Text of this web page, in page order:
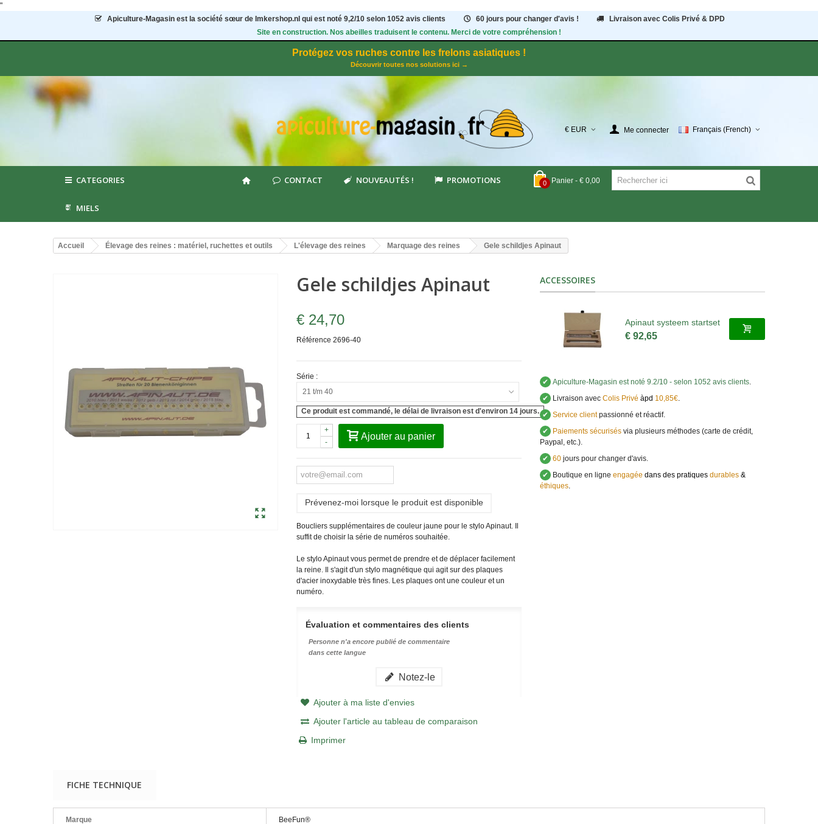
"
Apiculture-Magasin est la société sœur de Imkershop.nl qui est noté 9,2/10 selon 1052avis clients 60 jours pour changer d'avis !
Livraison avec Colis Privé & DPD
Site en construction. Nos abeilles traduisent le contenu. Merci de votre compréhension !
Protégez vos ruches contre les frelons asiatiques !
Découvrir toutes nos solutions ici →
€ EUR Me connecter Français (French)
0 Panier - € 0,00
CATEGORIES CONTACT NOUVEAUTÉS ! PROMOTIONS
MIELS
Accueil Élevage des reines : matériel, ruchettes et outils L'élevage des reines Marquage des reines Gele schildjes Apinaut
Gele schildjes Apinaut
€ 24,70
Référence 2696-40
Série :
21 t/m 40
Ce produit est commandé, le délai de livraison est d'environ 14 jours.
-
+
Ajouter au panier
Prévenez-moi lorsque le produit est disponible
Boucliers supplémentaires de couleur jaune pour le stylo Apinaut. Il
suffit de choisir la série de numéros souhaitée.
Le stylo Apinaut vous permet de prendre et de déplacer facilement
la reine. Il s'agit d'un stylo magnétique qui agit sur des plaques
d'acier inoxydable très fines. Les plaques ont une couleur et un
numéro.
Évaluation et commentaires des clients
Personne n'a encore publié de commentaire
dans cette langue
Notez-le
Ajouter à ma liste d'envies
Ajouter l'article au tableau de comparaison
Imprimer
ACCESSOIRES
Apinaut systeem startset
€ 92,65
✔ Apiculture-Magasin est noté 9.2/10 - selon 1052 avis clients.
✔ Livraison avecColis Privé àpd 10,85€.
✔ Service clientpassionné et réactif.
✔ Paiements sécurisésvia plusieurs méthodes (carte de crédit,
Paypal, etc.).
✔ 60jours pour changer d'avis.
✔ Boutique en ligne engagée dans des pratiques durables&
éthiques.
FICHE TECHNIQUE
Marque BeeFun®